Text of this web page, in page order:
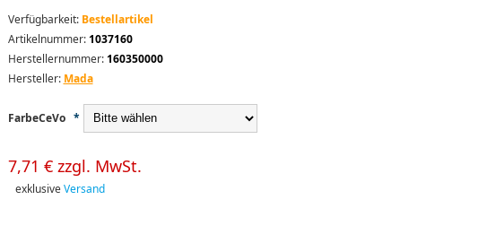
Verfügbarkeit: Bestellartikel
Artikelnummer: 1037160
Herstellernummer: 160350000
Hersteller: Mada
FarbeCeVo *
7,71 € zzgl. MwSt.
exklusiveVersand